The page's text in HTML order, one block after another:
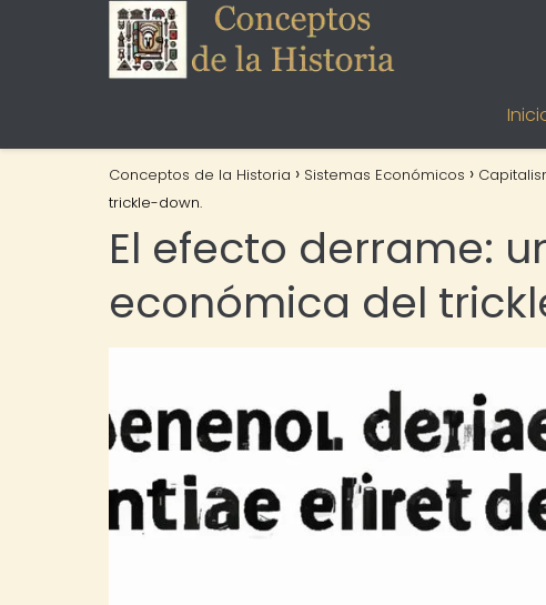
Conceptos de la Historia Sistemas Económicos
trickle-down.
El efecto derrame:
económica del